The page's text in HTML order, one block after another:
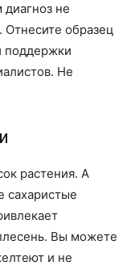
не
Отнесите образец
поддержки
Не
растения. А
сахаристые
Вы можете
и не